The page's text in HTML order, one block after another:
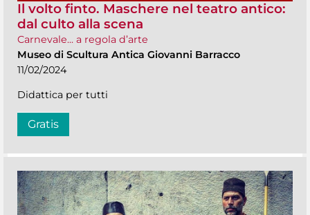
Il volto finto. Maschere nel teatro antico:
dal culto alla scena
Carnevale... a regola d’arte
Museo di Scultura Antica Giovanni Barracco
11/02/2024
Didattica per tutti
Gratis